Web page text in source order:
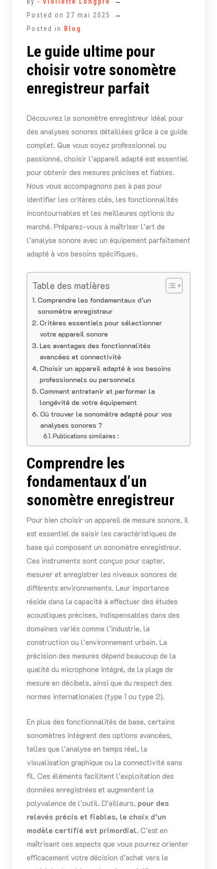
By - Viollette Longpré
Posted on 27 mai 2025
Posted in
Blog
Le guide ultime pour
choisir votre sonomètre
enregistreur parfait
Découvrez le sonomètre enregistreur idéal pour
des analyses sonores détaillées grâce à ce guide
complet. Que vous soyez professionnel ou
passionné, choisir l’appareil adapté est essentiel
pour obtenir des mesures précises et fiables.
Nous vous accompagnons pas à pas pour
identifier les critères clés, les fonctionnalités
incontournables et les meilleures options du
marché. Préparez-vous à maîtriser l’art de
l’analyse sonore avec un équipement parfaitement
adapté à vos besoins spécifiques.
Table des matières
Comprendre les fondamentaux d’un
sonomètre enregistreur
Critères essentiels pour sélectionner
votre appareil sonore
Les avantages des fonctionnalités
avancées et connectivité
Choisir un appareil adapté à vos besoins
professionnels ou personnels
Comment entretenir et performer la
longévité de votre équipement
Où trouver le sonomètre adapté pour vos
analyses sonores ?
Publications similaires :
Comprendre les
fondamentaux d’un
sonomètre enregistreur
Pour bien choisir un appareil de mesure sonore, il
est essentiel de saisir les caractéristiques de
base qui composent un sonomètre enregistreur.
Ces instruments sont conçus pour capter,
mesurer et enregistrer les niveaux sonores de
différents environnements. Leur importance
réside dans la capacité à effectuer des études
acoustiques précises, indispensables dans des
domaines variés comme l’industrie, la
construction ou l’environnement urbain. La
précision des mesures dépend beaucoup de la
qualité du microphone intégré, de la plage de
mesure en décibels, ainsi que du respect des
normes internationales (type 1 ou type 2).
En plus des fonctionnalités de base, certains
sonomètres intègrent des options avancées,
telles que l’analyse en temps réel, la
visualisation graphique ou la connectivité sans
fil. Ces éléments facilitent l’exploitation des
données enregistrées et augmentent la
polyvalence de l’outil. D’ailleurs, pour des
relevés précis et fiables, le choix d’un
modèle certifié est primordial. C’est en
maîtrisant ces aspects que vous pourrez orienter
efficacement votre décision d’achat vers le